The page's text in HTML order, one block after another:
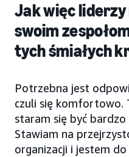
Jak więc
swoim
tych śmiałych
Potrzebna jest
czuli się komfortowo.
staram się być
Stawiam na
organizacji i jestem